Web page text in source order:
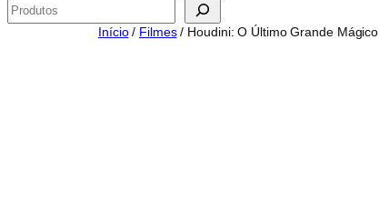
Pesquisar
Início/ Filmes/ Houdini: O Último Grande Mágico